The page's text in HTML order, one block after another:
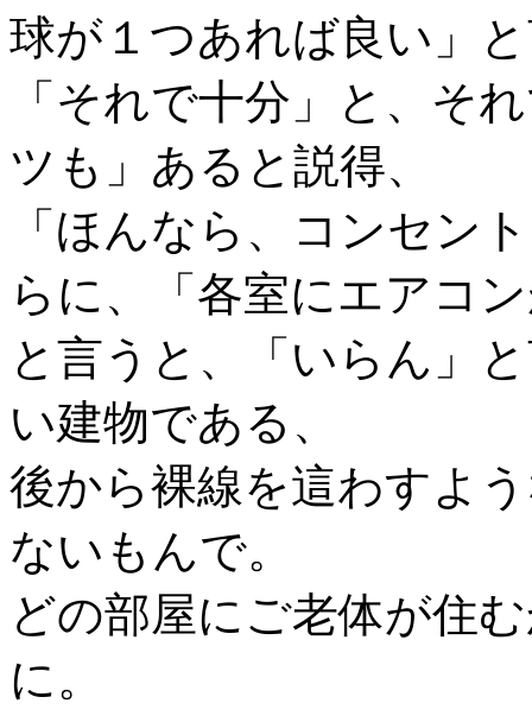
球が１つあれば良い」
「それで十分」と、そ
ツも」あると説得、
「ほんなら、コンセン
らに、「各室にエアコ
と言うと、「いらん」
い建物である、
後から裸線を這わすよ
ないもんで。
どの部屋にご老体が住
に。